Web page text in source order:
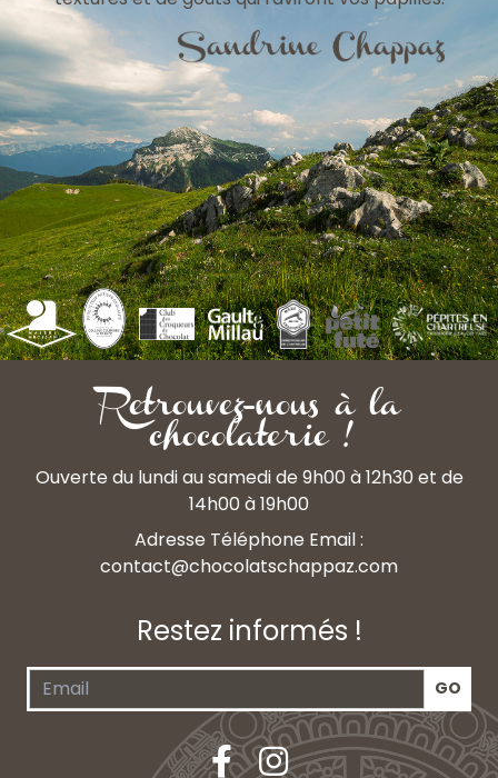
Retrouvez-nous à la
chocolaterie !
Ouverte du lundi au samedi de 9h00 à 12h30 et de
14h00 à 19h00
Adresse Téléphone Email :
contact@chocolatschappaz.com
Restez informés !